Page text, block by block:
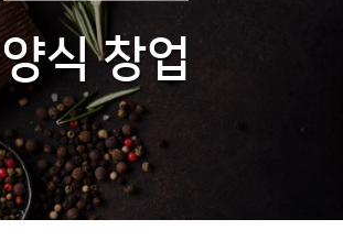
양식 창업